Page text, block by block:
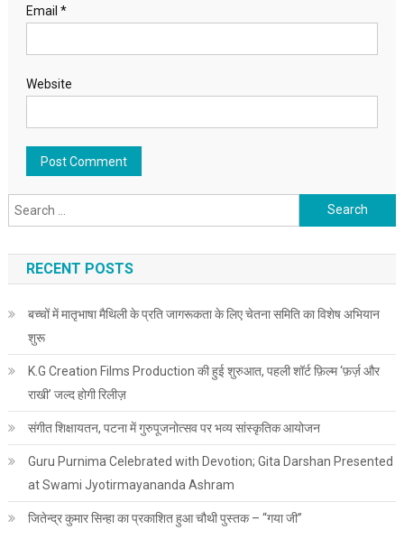
Email *
Website
Search for:
RECENT POSTS
बच्चों में मातृभाषा मैथिली के प्रति जागरूकता के लिए चेतना समिति का विशेष अभियान
शुरू
K.G Creation Films Production की हुई शुरुआत, पहली शॉर्ट फ़िल्म ‘फ़र्ज़ और
राखी’ जल्द होगी रिलीज़
संगीत शिक्षायतन, पटना में गुरुपूजनोत्सव पर भव्य सांस्कृतिक आयोजन
Guru Purnima Celebrated with Devotion; Gita Darshan Presented
at Swami Jyotirmayananda Ashram
जितेन्द्र कुमार सिन्हा का प्रकाशित हुआ चौथी पुस्तक – “गया जी”